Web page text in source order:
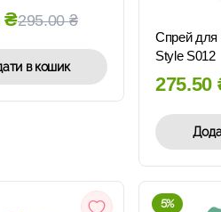
295.00₴
₴
в кошик
Спрей для
Style S012
275.50
5%